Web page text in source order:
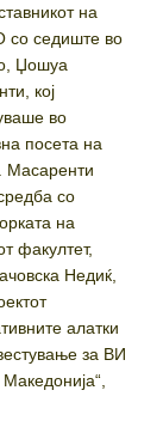
на
седиште во
Џошуа
кој
во
посета на
Масаренти
со
на
факултет,
Недиќ,
алатки
за ВИ